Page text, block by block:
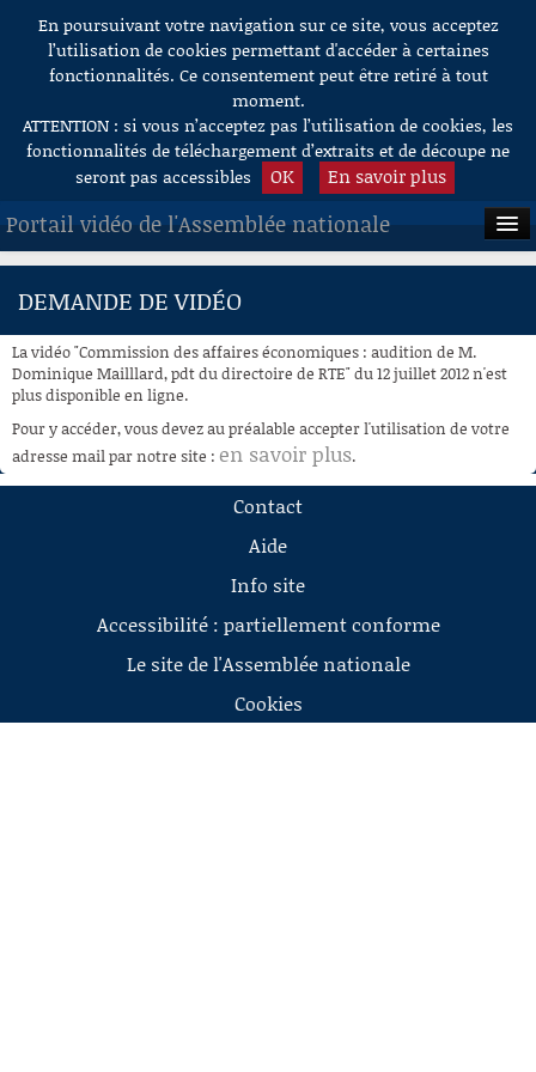
Aller au contenu
En poursuivant votre navigation sur ce site, vous acceptez
l’utilisation de cookies permettant d'accéder à certaines
fonctionnalités. Ce consentement peut être retiré à tout
moment.
ATTENTION : si vous n’acceptez pas l’utilisation de cookies, les
fonctionnalités de téléchargement d’extraits et de découpe ne
seront pas accessibles
OK En savoir plus
Portail vidéo de l'Assemblée nationale
ACCUEIL
À LA DEMANDE
RECHERCHE
AIDE À LA DÉCOUPE
DE VIDÉOS
DEMANDE DE VIDÉO
La vidéo "Commission des affaires économiques : audition de M.
Dominique Mailllard, pdt du directoire de RTE" du 12 juillet 2012 n'est
plus disponible en ligne.
Pour y accéder, vous devez au préalable accepter l'utilisation de votre
adresse mail par notre site : en savoir plus.
Contact
Aide
Info site
Accessibilité : partiellement conforme
Le site de l'Assemblée nationale
Cookies